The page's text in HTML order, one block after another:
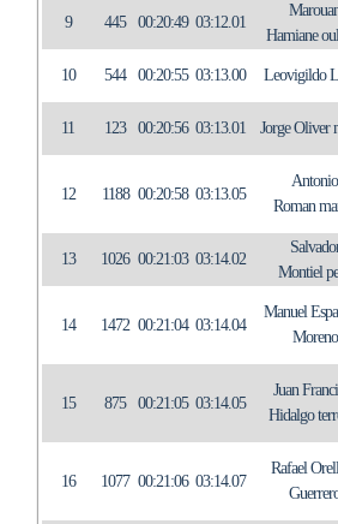
9 445 00:20:49 03:12.01
Hamiane
10 544 00:20:55 03:13.00 Leovigildo
11 123 00:20:56 03:13.01 Jorge Oliver
12 1188 00:20:58 03:13.05
Antonio
Roman
13 1026 00:21:03 03:14.02
Montiel
14 1472 00:21:04 03:14.04
Manuel
Moreno
15 875 00:21:05 03:14.05
Juan
Hidalgo
16 1077 00:21:06 03:14.07
Rafael